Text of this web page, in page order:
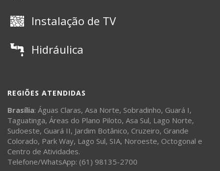
Instalação de TV
Hidráulica
REGIÕES ATENDIDAS
Brasília: Águas Claras, Asa Norte, Sobradinho, Guará I,
Taguatinga, Áreas do Plano Piloto, Asa Sul, Lago Norte,
Sudoeste, Guará II, Jardim Botânico, Cruzeiro, Grande
Colorado, Park Way, Lago Sul, SIA, Noroeste, Octogonal e
Centro de Atividades.
Telefone/WhatsApp: (61) 98135-2700